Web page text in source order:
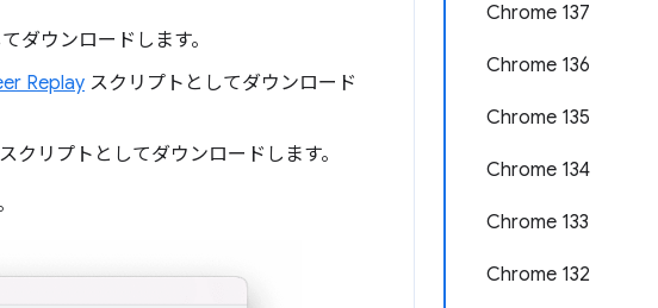
Chrome 137
Chrome 136
Chrome 135
Chrome 134
Chrome 133
Chrome 132
ダウンロードします。
Replay スクリプトとしてダウンロード
スクリプトとしてダウンロードします。